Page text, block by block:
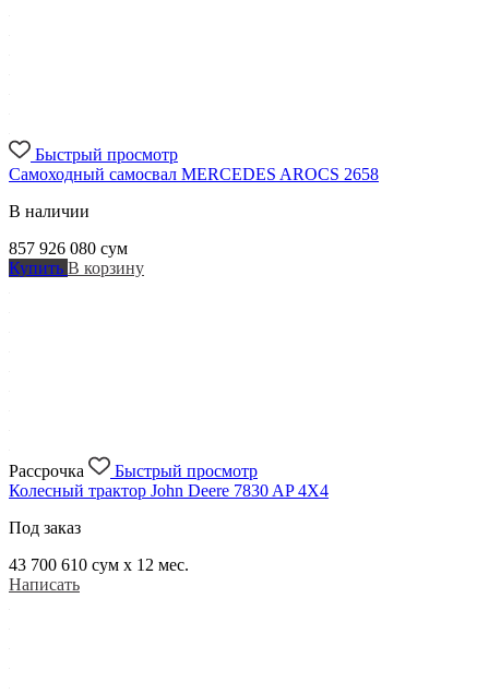
Быстрый просмотр
Самоходный самосвал MERCEDES AROCS 2658
В наличии
857 926 080 сум
Купить В корзину
Рассрочка
Быстрый просмотр
Колесный трактор John Deere 7830 AP 4X4
Под заказ
43 700 610 сум x 12 мес.
Написать